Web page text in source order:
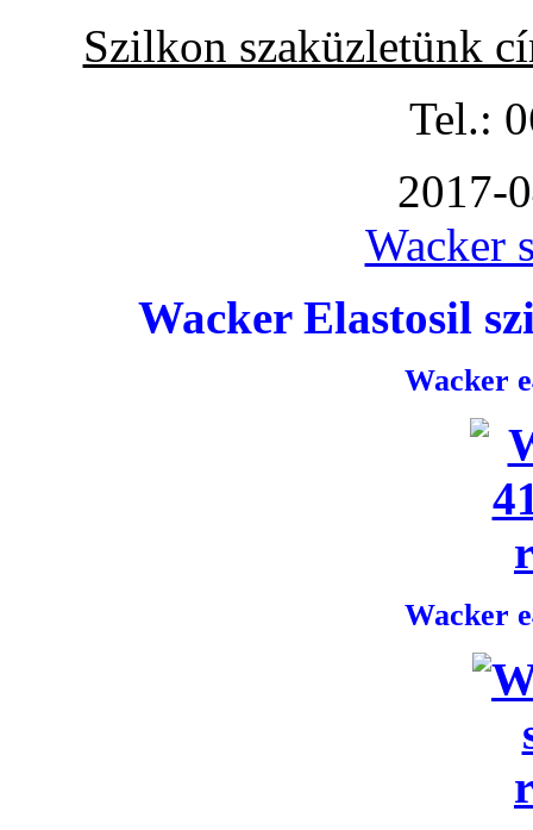
Szilkon szaküzletünk
Tel.:
2017-
Wacker
Wacker Elastosil
Wacker
Wacker